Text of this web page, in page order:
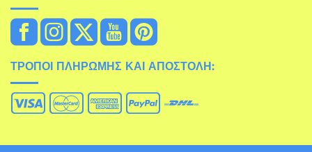
ΤΡΌΠΟΙ ΠΛΗΡΩΜΉΣ ΚΑΙ ΑΠΟΣΤΟΛΉ: